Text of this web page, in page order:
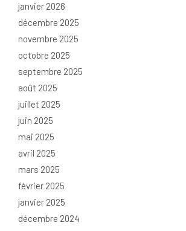
janvier 2026
décembre 2025
novembre 2025
octobre 2025
septembre 2025
août 2025
juillet 2025
juin 2025
mai 2025
avril 2025
mars 2025
février 2025
janvier 2025
décembre 2024